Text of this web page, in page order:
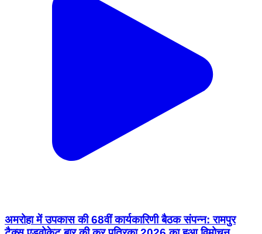
अमरोहा में उपकास की 68वीं कार्यकारिणी बैठक संपन्न: रामपुर